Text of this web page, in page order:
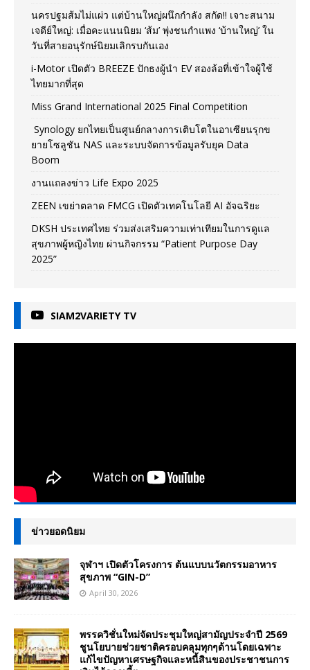
นครปฐมส้มไม่แผ่ว แต่บ้านใหญ่ผนึกกำลัง สกัด!! เจาะสนาม
เจดีย์ใหญ่: เมื่อคะแนนนิยม ‘ส้ม’ พุ่งชนกำแพง ‘บ้านใหญ่’ ใน
วันที่สายอนุรักษ์นิยมเลิกรบกันเอง
i-Motor เปิดตัว BREEZE ปักธงผู้นำ EV สองล้อที่เข้าใจผู้ใช้
ไทยมากที่สุด
Miss Grand International 2025 Final Competition
Synology ยกไทยเป็นศูนย์กลางการเติบโตในอาเซียนรุกข
ยายโซลูชัน NAS และระบบจัดการข้อมูลรับยุค Data
Boom
งานแถลงข่าว Life Expo 2025
ZEEN เขย่าตลาด FMCG เปิดตัวเทคโนโลยี AI อัจฉริยะ
DKSH ประเทศไทย ร่วมส่งเสริมความเท่าเทียมในการดูแล
สุขภาพผู้หญิงไทย ผ่านกิจกรรม “Patient Purpose Day
2025”
SIAM2VARIETY TV
ข่าวยอดนิยม
จุฬาฯ เปิดตัวโครงการ ต้นแบบนวัตกรรมอาหาร
สุขภาพ “GIN-D”
April 30, 2026
พรรควิชั่นใหม่จัดประชุมใหญ่สามัญประจำปี 2569
ชูนโยบายช่วยชาติครอบคลุมทุกๆด้านโดยเฉพาะ
แก้ไขปัญหาเศรษฐกิจและหนี้สินของประชาชนการ